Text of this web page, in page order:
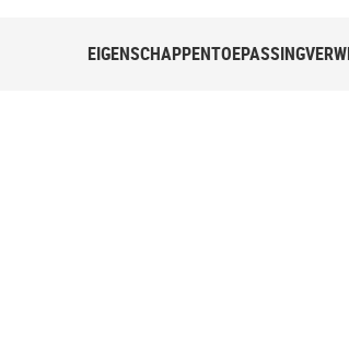
EIGENSCHAPPENTOEPASSING